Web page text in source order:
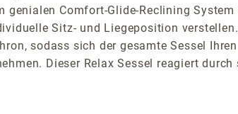
genialen Comfort-Glide-Reclining
Sitz- und Liegeposition
sodass sich der gesamte Sessel
Dieser Relax Sessel reagiert